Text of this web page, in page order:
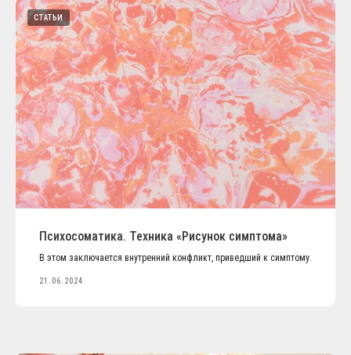
СТАТЬИ
Психосоматика. Техника «Рисунок симптома»
В этом заключается внутренний конфликт, приведший к симптому.
21.06.2024